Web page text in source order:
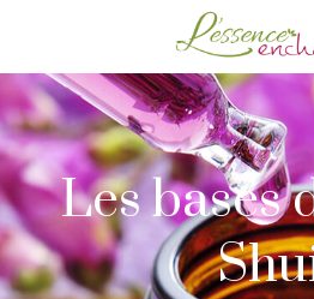
Les bases